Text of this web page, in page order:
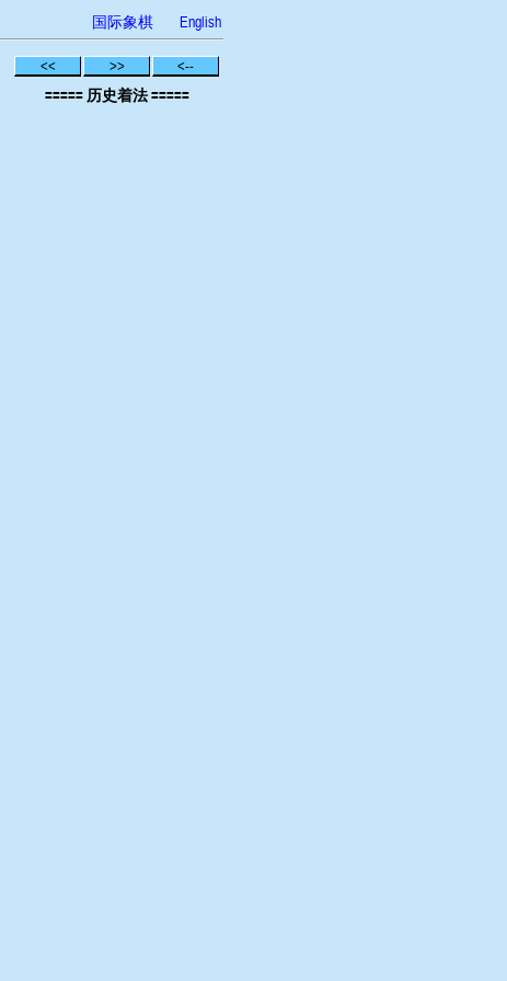
国际象棋 English
<< >>
<--
===== 历史着法 =====